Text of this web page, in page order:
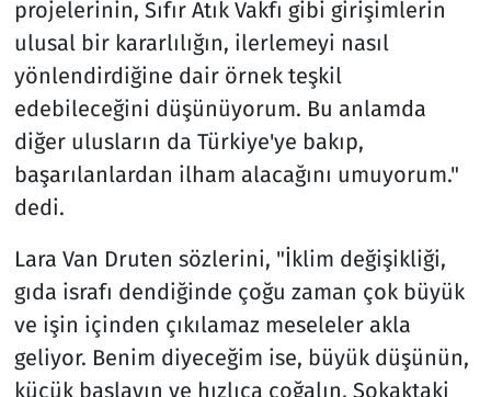
projelerinin, Sıfır Atık Vakfı gibi girişimlerin
ulusal bir kararlılığın, ilerlemeyi nasıl
yönlendirdiğine dair örnek teşkil
edebileceğini düşünüyorum. Bu anlamda
diğer ulusların da Türkiye'ye bakıp,
başarılanlardan ilham alacağını umuyorum."
dedi.
Lara Van Druten sözlerini, "İklim değişikliği,
gıda israfı dendiğinde çoğu zaman çok büyük
ve işin içinden çıkılamaz meseleler akla
geliyor. Benim diyeceğim ise, büyük düşünün,
küçük başlayın ve hızlıca çoğalın. Sokaktaki